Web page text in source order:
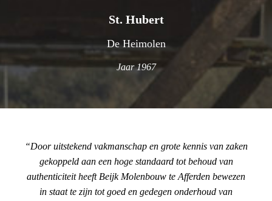
St. Hubert
De Heimolen
Jaar 1967
Door uitstekend vakmanschap en grote kennis van zaken
gekoppeld aan een hoge standaard tot behoud van
authenticiteit heeft Beijk Molenbouw te Afferden bewezen
in staat te zijn tot goed en gedegen onderhoud van